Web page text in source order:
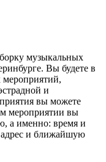
музыкальных
Вы будете в
и
вы можете
мероприятии вы
а именно: время и
адрес и ближайшую